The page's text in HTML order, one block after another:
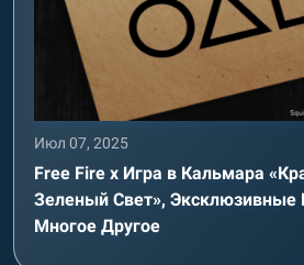
Июл 07, 2025
Free Fire x Игра в Кальмара
Зеленый Свет»,
Многое Другое